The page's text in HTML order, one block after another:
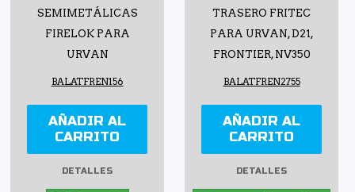
SEMIMETÁLICAS
FIRELOK PARA
URVAN
BALATFREN156
AÑADIR AL
CARRITO
DETALLES
TRASERO FRITEC
PARA URVAN, D21,
FRONTIER, NV350
BALATFREN2755
AÑADIR AL
CARRITO
DETALLES